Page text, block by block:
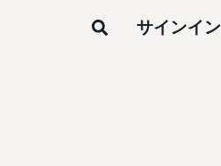
サインイン